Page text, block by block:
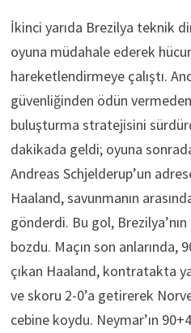
İkinci yarıda Brezilya teknik
oyuna müdahale ederek
hareketlendirmeye çalıştı.
güvenliğinden ödün
buluşturma stratejisini
dakikada geldi; oyuna
Andreas Schjelderup’un
Haaland, savunmanın
gönderdi. Bu gol,
bozdu. Maçın son anlarında,
çıkan Haaland, kontratakta
ve skoru 2-0’a getirerek
cebine koydu. Neymar’ın